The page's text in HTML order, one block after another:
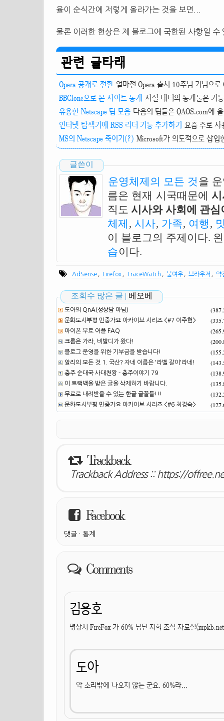
율이 순식간에 저렇게 올라가는 것을 보면...
물론 이러한 현상은 제 블로그에 국한된 사항일
관련 글타래
Opera 공개로 전환 얼마전 Opera 출시 10주념 기념으
BBClone으로 본 사이트 통계 사실 태터의 통계툴은 기
유용한 Netscape 팁 모음 다음의 팁들은 QAOS.com에
인터넷 탐색기에 RSS 리더 기능 추가하기 요즘 주로
MS의 Netscape 죽이기(?) Microsoft가 의도적으로 삽입
글쓴이
운영체제의 모든 것 을
름은 현재 시국때문에
직도 시사와 사회에 관
체제 , 시사, 가족, 여행 ,
이 블로그의 주제이다.
습이다.
AdSense Firefox TraceWatch 불여우 브라우저 약
조회수 많은 글 | 베오베
도아의 QnA(성상담 아님)
문화도시부평 민중가요 아카이브 시리즈 <#7 이주헌>
아이폰 무료 어플 FAQ
크롬은 가라, 비발디가 왔다!
블로그 운영을 위한 기부금을 받습니다!
알리의 모든 것 1. 국산? 자네 이름은 '라벨 갈이'라네!
충주 순대국 사대천왕 - 충주이야기 79
이 트랙백을 받은 글을 삭제하기 바랍니다.
무료로 내려받을 수 있는 한글 글꼴들!!!
문화도시부평 민중가요 아카이브 시리즈 <#6 최경숙>
Trackback
Trackback Address :: https://
Facebook
댓글 · 통계
Comments
김용호
평상시 FireFox 가 60% 넘던 저희 조직 자료실
도아
악 소리밖에 나오지 않는 군요. 60%라...